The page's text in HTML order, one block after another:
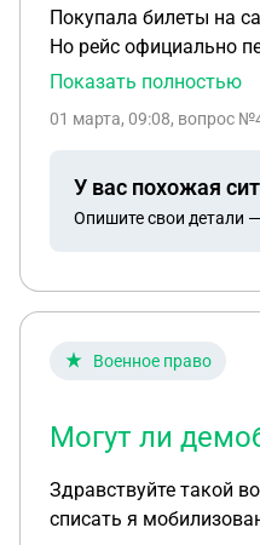
Покупала билеты на самолет самостоятельно. Вылет в Дубай в процессе отменили из за закрытия воздушного
Но рейс официально перенесли на
чартерный рейс, невозвратный. Круиз покупался через cruclab, это агрегатор. Круиз официально не отменялся , но
Показать полностью
01 марта, 09:08, вопрос
У вас похожая
Опишите свои детали
Военное право
Могут ли
Здравствуйте такой
списать я